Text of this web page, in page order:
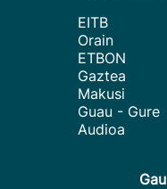
EITB
Orain
ETBON
Gaztea
Makusi
Guau - Gure
Audioa